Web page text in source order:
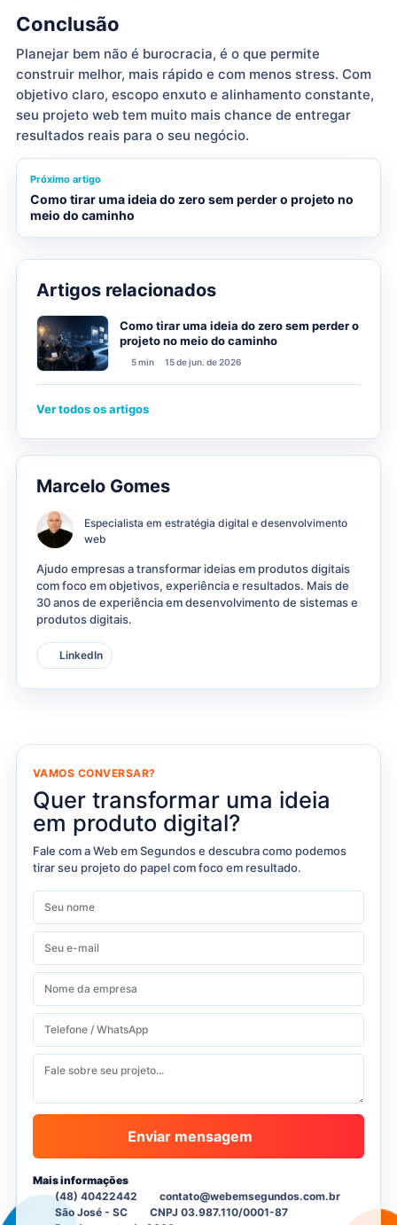
Conclusão
Planejar bem não é burocracia, é o que permite
construir melhor, mais rápido e com menos stress. Com
objetivo claro, escopo enxuto e alinhamento constante,
seu projeto web tem muito mais chance de entregar
resultados reais para o seu negócio.
Próximo artigo
Como tirar uma ideia do zero sem perder o projeto no
meio do caminho
Artigos relacionados
Como tirar uma ideia do zero sem perder o
projeto no meio do caminho
5 min 15 de jun. de 2026
Ver todos os artigos
Marcelo Gomes
Especialista em estratégia digital e desenvolvimento
web
Ajudo empresas a transformar ideias em produtos digitais
com foco em objetivos, experiência e resultados. Mais de
30 anos de experiência em desenvolvimento de sistemas e
produtos digitais.
LinkedIn
VAMOS CONVERSAR?
Quer transformar uma ideia
em produto digital?
Fale com a Web em Segundos e descubra como podemos
tirar seu projeto do papel com foco em resultado.
Enviar mensagem
Mais informações
(48) 40422442
contato@webemsegundos.com.br
São José - SC
CNPJ 03.987.110/0001-87